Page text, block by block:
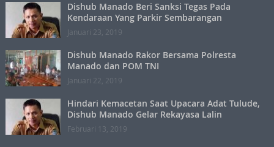
Dishub Manado Beri Sanksi Tegas Pada
Kendaraan Yang Parkir Sembarangan
Januari 23, 2019
Dishub Manado Rakor Bersama Polresta
Manado dan POM TNI
Januari 22, 2019
Hindari Kemacetan Saat Upacara Adat Tulude,
Dishub Manado Gelar Rekayasa Lalin
Februari 13, 2019